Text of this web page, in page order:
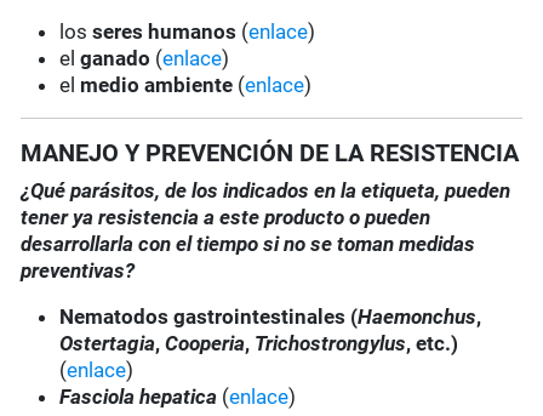
losseres humanos (enlace)
elganado (enlace)
el medio ambiente (enlace)
MANEJO Y PREVENCIÓN DE LA RESISTENCIA
¿Qué parásitos, de los indicados en la etiqueta, pueden
tener ya resistencia a este producto o pueden
desarrollarla con el tiempo si no se toman medidas
preventivas?
Nematodos gastrointestinales (Haemonchus,
Ostertagia,Cooperia, Trichostrongylus, etc.)
(enlace)
Fasciola hepatica (enlace)